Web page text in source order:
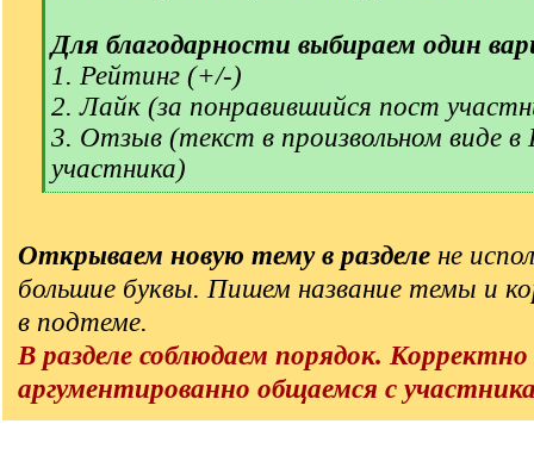
Для благодарности выбираем один
1. Рейтинг (+/-)
2. Лайк (за понравившийся пост
3. Отзыв (текст в произвольном виде
участника)
[
]
Открываем новую тему в разделе не
большие буквы. Пишем название темы и
в подтеме.
В разделе соблюдаем порядок.
аргументированно общаемся с